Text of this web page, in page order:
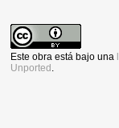
Este obra está bajo una
Unported .